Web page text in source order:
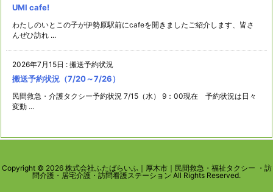
UMI cafe!
わたしのいとこの子が伊勢原駅前にcafeを開きましたご紹介します、皆さ
んぜひ訪れ ...
2026年7月15日 : 搬送予約状況
搬送予約状況（7/20～7/26）
民間救急・介護タクシー予約状況 7/15（水） 9：00現在 予約状況は日々
変動 ...
Copyright © 2026 株式会社ふたばらいふ｜厚木市｜民間救急・福祉タクシー ・訪
問介護・居宅介護・訪問看護ステーションAll Rights Reserved.